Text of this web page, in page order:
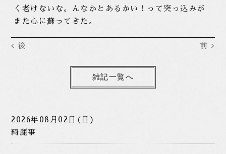
く老けないな。んなかとあるかい！って突っ込みが
また心に蘇ってきた。
後 前
雑記一覧へ
2026年08月02日(日)
綺麗事